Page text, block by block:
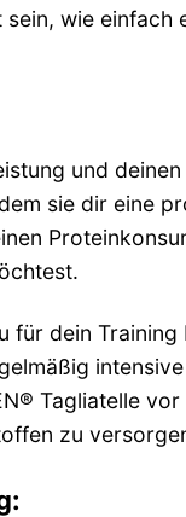
wie
und deinen
sie dir eine
für dein
Tagliatelle
zu